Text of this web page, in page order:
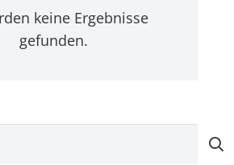
keine Ergebnisse
gefunden.